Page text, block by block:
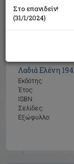
Λαδιά Ελένη
Εκδότης:
Έτος:
ISBN:
Σελίδες:
Εξώφυλλο:
Στο επανιδείν!
(31/1/2024)